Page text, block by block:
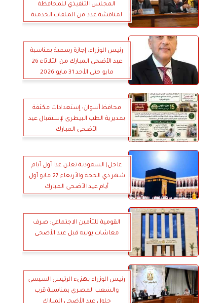
المجلس التنفيذي للمحافظة
لمناقشة عدد من الملفات الخدمية
الأضحى المبارك
رئيس الوزراء: إجازة رسمية بمناسبة
عيد الأضحى المبارك من الثلاثاء 26
مايو حتى الأحد 31 مايو 2026
محافظ أسوان: إستعدادات مكثفة
بمديرية الطب البيطرى لإستقبال عيد
الأضحى المبارك
عاجل| السعودية تعلن غدا أول أيام
شهر ذي الحجة والأربعاء 27 مايو أول
أيام عيد الأضحى المبارك
القومية للتأمين الاجتماعي: صرف
معاشات يونيه قبل عيد الأضحى
رئيس الوزراء يهنيء الرئيس السيسي
والشعب المصري بمناسبة قرب
حلول عيد الأضحى المبارك